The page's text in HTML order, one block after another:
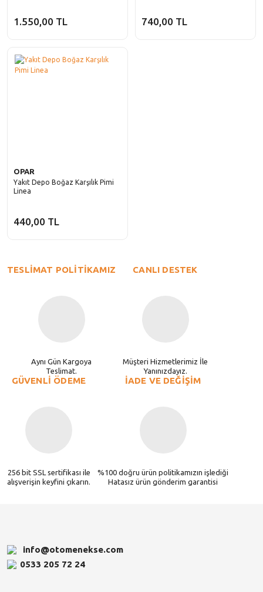
1.550,00 TL 740,00 TL
OPAR
Yakıt Depo Boğaz Karşılık Pimi
Linea
440,00 TL
TESLİMAT POLİTİKAMIZ
Aynı Gün Kargoya
Teslimat.
CANLI DESTEK
Müşteri Hizmetlerimiz İle
Yanınızdayız.
GÜVENLİ ÖDEME
256 bit SSL sertifikası ile
alışverişin keyfini çıkarın.
İADE VE DEĞİŞİM
%100 doğru ürün politikamızın işlediği
Hatasız ürün gönderim garantisi
info@otomenekse.com
0533 205 72 24